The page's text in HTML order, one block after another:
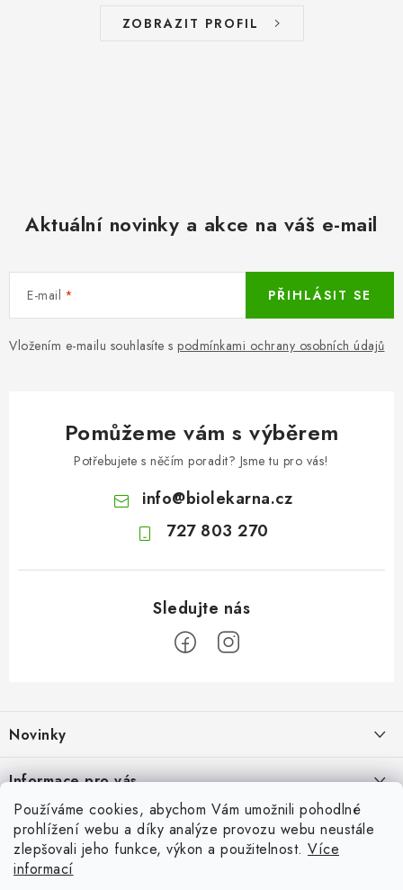
Používáme cookies, abychom Vám umožnili pohodlné
prohlížení webu a díky analýze provozu webu neustále
zlepšovali jeho funkce, výkon a použitelnost. Více
informací
ZOBRAZIT PROFIL
Aktuální novinky a akce na váš e-mail
E-mail
Vložením e-mailu souhlasíte s podmínkami ochrany osobních údajů
PŘIHLÁSIT SE
Pomůžeme vám s výběrem
Potřebujete s něčím poradit? Jsme tu pro vás!
info@biolekarna.cz
727 803 270
p
a
t
Novinky
Olivový olej při zácpě: co ukazují klinické studie?
Jak na klidné trávení na cestách
4.8.2026
Informace pro vás
Odborný garant MUDr. Monika Klaudysová
Jak nakupovat
Přijímáme online platby
Oblíbené